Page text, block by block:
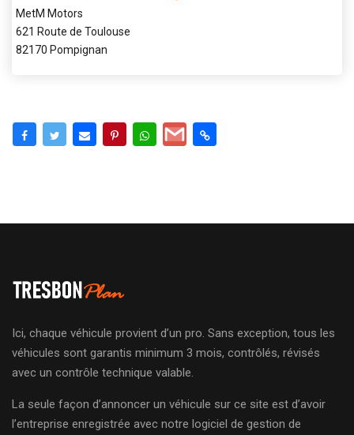
MetM Motors
621 Route de Toulouse
82170 Pompignan
Ici, chaque véhicule provient d’un pro. Sans exception, tous les
véhicules sont garantis minimum 3 mois, contrôlés, révisés
avec un contrôle technique valable.
La seule façon d’annoncer un véhicule sur ce site est d’avoir
l’entreprise enregistrée avec notre logiciel de gestion de